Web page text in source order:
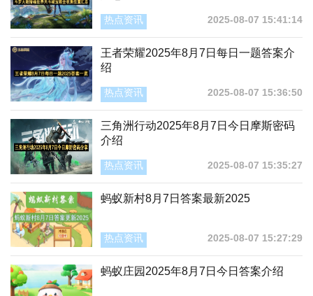
热点资讯 2025-08-07 15:41:14
王者荣耀2025年8月7日每日一题答案介
绍
热点资讯 2025-08-07 15:36:50
三角洲行动2025年8月7日今日摩斯密码
介绍
热点资讯 2025-08-07 15:35:27
蚂蚁新村8月7日答案最新2025
热点资讯 2025-08-07 15:27:29
蚂蚁庄园2025年8月7日今日答案介绍